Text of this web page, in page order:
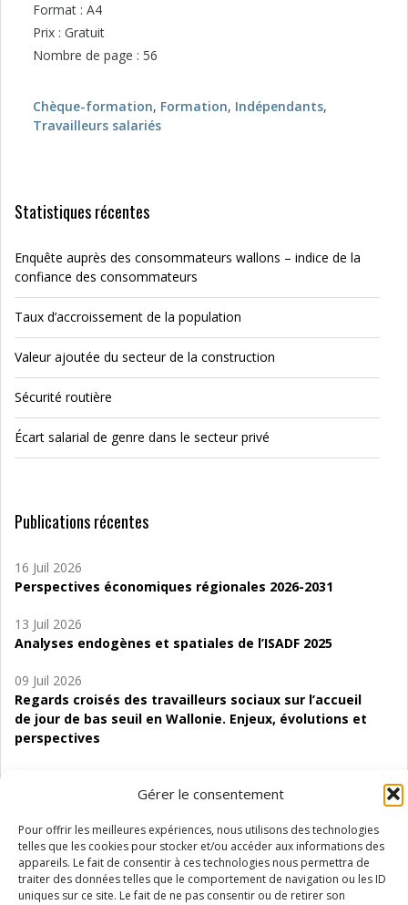
Gérer le consentement
Pour offrir les meilleures expériences, nous utilisons des technologies
telles que les cookies pour stocker et/ou accéder aux informations des
appareils. Le fait de consentir à ces technologies nous permettra de
traiter des données telles que le comportement de navigation ou les ID
uniques sur ce site. Le fait de ne pas consentir ou de retirer son
Format : A4
Prix : Gratuit
Nombre de page : 56
Chèque-formation, Formation, Indépendants,
Travailleurs salariés
Statistiques récentes
Enquête auprès des consommateurs wallons – indice de la
confiance des consommateurs
Taux d’accroissement de la population
Valeur ajoutée du secteur de la construction
Sécurité routière
Écart salarial de genre dans le secteur privé
Publications récentes
16 Juil 2026
Perspectives économiques régionales 2026-2031
13 Juil 2026
Analyses endogènes et spatiales de l’ISADF 2025
09 Juil 2026
Regards croisés des travailleurs sociaux sur l’accueil
de jour de bas seuil en Wallonie. Enjeux, évolutions et
perspectives
Étude d’évaluabilité des Structures
01 Juil 2026
Pénurie du personnel infirmier :quels indicateurs
d’offre de soins pour comprendre la situation en